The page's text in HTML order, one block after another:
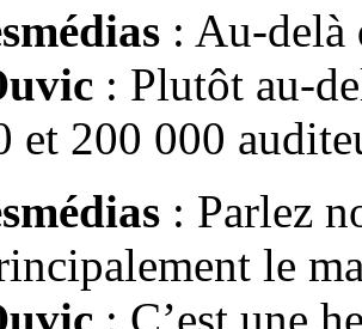
: Au-delà
: Plutôt au-
et 200 000
: Parlez
le
: C’est une